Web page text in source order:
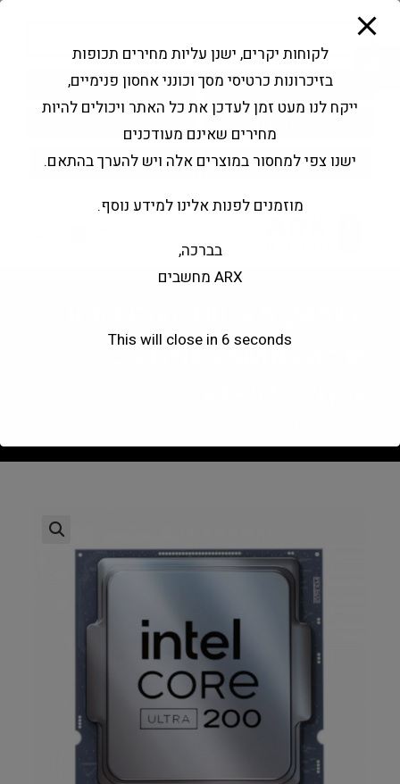
פתח סרגל נגישות
Products
search
החשבון שלי בקשה להצעה
5.2GHz 24MB cache
לקוחות יקרים, ישנן עליות מחירים תכופות
בזיכרונות כרטיסי מסך וכונני אחסון פנימיים,
ייקח לנו מעט זמן לעדכן את כל האתר ויכולים להיות
מחירים שאינם מעודכנים
ישנו צפי למחסור במוצרים אלה ויש להערך בהתאם.
מוזמנים לפנות אלינו למידע נוסף.
בברכה,
ARX מחשבים
This will close in 6 seconds